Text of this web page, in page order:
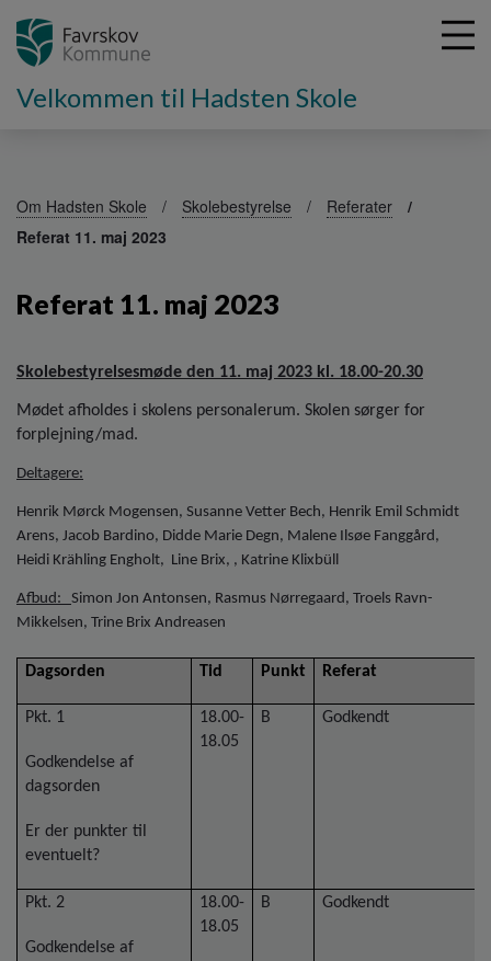
Velkommen til Hadsten Skole
Om Hadsten Skole Skolebestyrelse
Referater
Referat 11. maj 2023
Referat 11. maj 2023
Skolebestyrelsesmøde den 11. maj 2023 kl. 18.00-20.30
Mødet afholdes i skolens personalerum. Skolen sørger for
forplejning/mad.
Deltagere:
Henrik Mørck Mogensen, Susanne Vetter Bech, Henrik Emil Schmidt
Arens, Jacob Bardino, Didde Marie Degn, Malene Ilsøe Fanggård,
Heidi Krähling Engholt, Line Brix, , Katrine Klixbüll
Afbud: Simon Jon Antonsen, Rasmus Nørregaard, Troels Ravn-
Mikkelsen, Trine Brix Andreasen
Dagsorden Tid Punkt Referat
Pkt. 1
Godkendelse af
dagsorden
Er der punkter til
eventuelt?
18.00-
18.05
B Godkendt
Pkt. 2
Godkendelse af
18.00-
18.05
B Godkendt